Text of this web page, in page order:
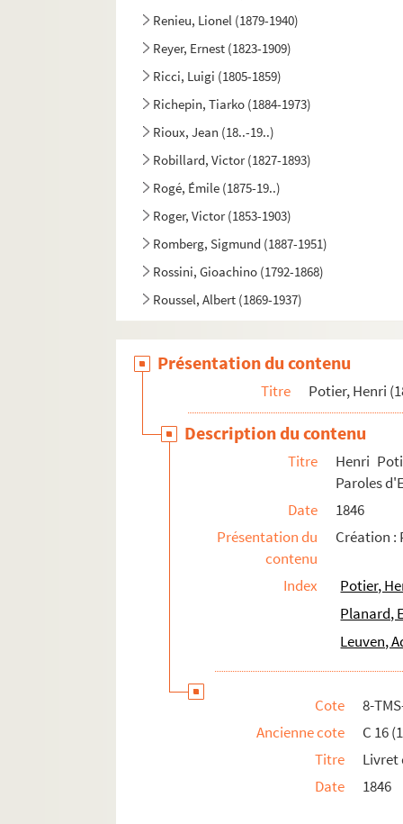
Renieu, Lionel (1879-1940)
Reyer, Ernest (1823-1909)
Ricci, Luigi (1805-1859)
Richepin, Tiarko (1884-1973)
Rioux, Jean (18..-19..)
Robillard, Victor (1827-1893)
Rogé, Émile (1875-19..)
Roger, Victor (1853-1903)
Romberg, Sigmund (1887-1951)
Rossini, Gioachino (1792-1868)
Roussel, Albert (1869-1937)
Saint-Saëns, Camille (1835-1921)
Salomon, Hector (1838-1906)
Salvayre, Gaston (1847-1916)
Samáras, Spyros (1861-1917)
Samuel-Rousseau, Marcel (1882-1955)
Schumann, Robert (1810-1856)
Scotto, Vincent (1876-1952)
Simiot, André (1823-1883)
Présentation du contenu
Titre Potier, Henri
Description du contenu
Titre
Henri
Paroles
Date
1846
Présentation du
contenu
Création :
Index
Potier,
Planard,
Leuven,
Cote
8-
Ancienne cote
C 16
Titre
Livret
Date
1846